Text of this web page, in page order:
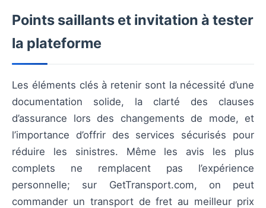
Points saillants et invitation à tester
la plateforme
Les éléments clés à retenir sont la nécessité d’une
documentation solide, la clarté des clauses
d’assurance lors des changements de mode, et
l’importance d’offrir des services sécurisés pour
réduire les sinistres. Même les avis les plus
complets ne remplacent pas l’expérience
personnelle; sur GetTransport.com, on peut
commander un transport de fret au meilleur prix